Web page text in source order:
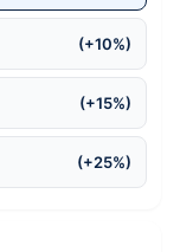
(+10%)
(+15%)
(+25%)